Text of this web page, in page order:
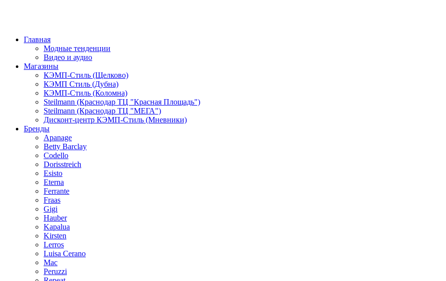
Главная
Модные тенденции
Видео и аудио
Магазины
КЭМП-Стиль (Щелково)
КЭМП Стиль (Дубна)
КЭМП-Стиль (Коломна)
Steilmann (Краснодар ТЦ "Красная Площадь")
Steilmann (Краснодар ТЦ "МЕГА")
Дисконт-центр КЭМП-Стиль (Мневники)
Бренды
Apanage
Betty Barclay
Codello
Dorisstreich
Esisto
Eterna
Ferrante
Fraas
Gigi
Hauber
Kapalua
Kirsten
Lerros
Luisa Cerano
Mac
Peruzzi